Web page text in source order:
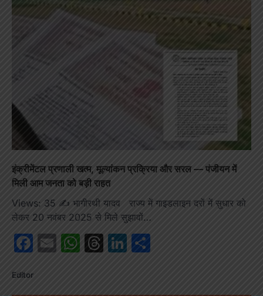
इंक्रीमेंटल प्रणाली खत्म, मूल्यांकन प्रक्रिया और सरल — पंजीयन में
मिली आम जनता को बड़ी राहत
Views: 35 ✍️ भागीरथी यादव राज्य में गाइडलाइन दरों में सुधार को
लेकर 20 नवंबर 2025 से मिले सुझावों…
Facebook
EmailWhatsApp
Threads
LinkedIn
Editor